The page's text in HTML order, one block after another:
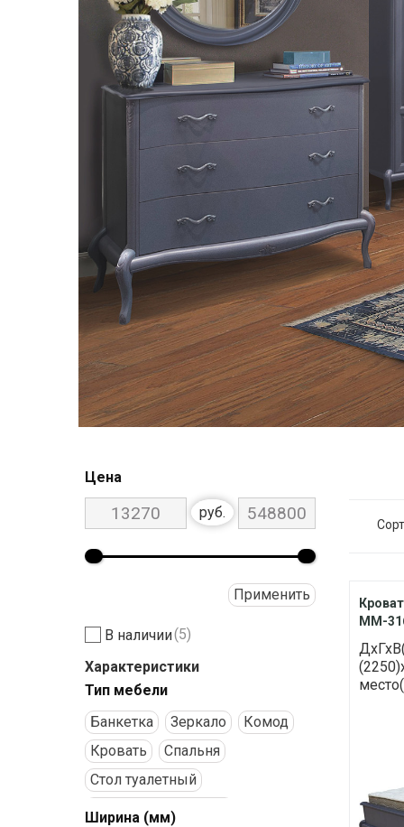
Цена
руб.
Применить
В наличии(5)
Характеристики
Тип мебели
Бaнкетка
Зеркало
Комод
Кровать
Спальня
Стол туалетный
Тумба прикроватная
Ширина (мм)
ММ-